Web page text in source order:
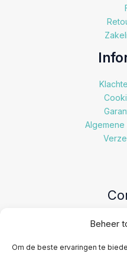
Beheer
Om de beste ervaringen te